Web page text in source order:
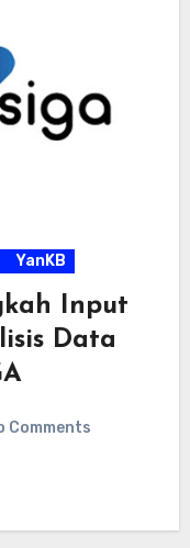
YanKB
Input
Data
Comments